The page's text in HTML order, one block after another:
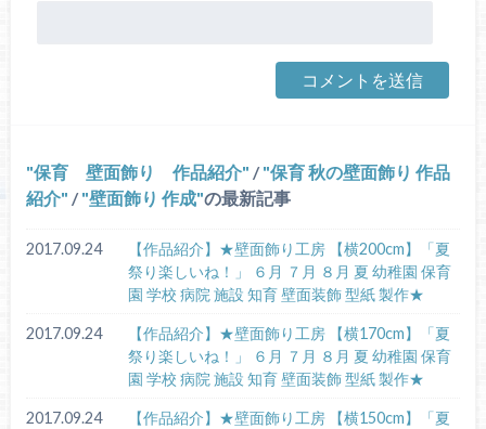
保育 壁面飾り 作品紹介 / 保育 秋の壁面飾り 作品
紹介 / 壁面飾り 作成 の最新記事
2017.09.24
【作品紹介】★壁面飾り工房 【横200cm】「夏
祭り楽しいね！」 ６月 ７月 ８月 夏 幼稚園 保育
園 学校 病院 施設 知育 壁面装飾 型紙 製作★
2017.09.24
【作品紹介】★壁面飾り工房 【横170cm】「夏
祭り楽しいね！」 ６月 ７月 ８月 夏 幼稚園 保育
園 学校 病院 施設 知育 壁面装飾 型紙 製作★
2017.09.24
【作品紹介】★壁面飾り工房 【横150cm】「夏